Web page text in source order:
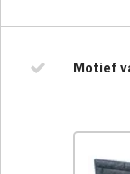
Motief